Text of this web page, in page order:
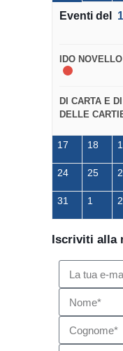
Eventi del
IDO
DI CARTA E
DELLE
17 18
24 25
31 1 2
Iscriviti alla